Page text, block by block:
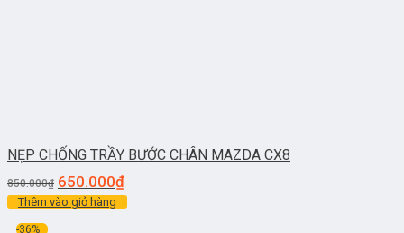
NẸP CHỐNG TRẦY BƯỚC CHÂN MAZDA CX8
850.000₫ 650.000₫
Thêm vào giỏ hàng
-36%